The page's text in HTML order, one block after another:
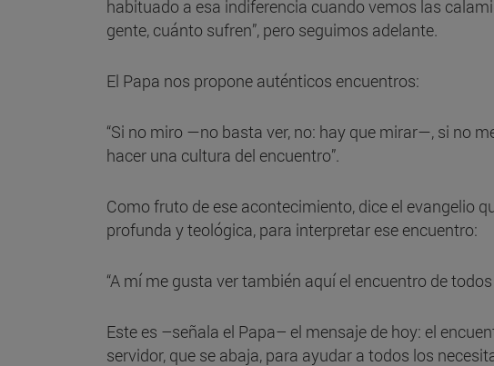
habituado a esa indiferencia cuando vemos las
gente, cuánto sufren”, pero seguimos adelante.
El Papa nos propone auténticos encuentros:
“Si no miro —no basta ver, no: hay que mirar—, si no
hacer una cultura del encuentro”.
Como fruto de ese acontecimiento, dice el evangelio
profunda y teológica, para interpretar ese encuentro:
“A mí me gusta ver también aquí el encuentro de
Este es –señala el Papa– el mensaje de hoy: el
servidor, que se abaja, para ayudar a todos los